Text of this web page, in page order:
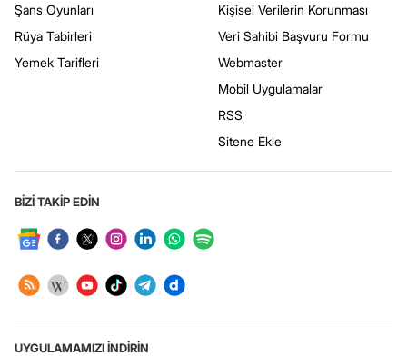
Şans Oyunları
Rüya Tabirleri
Yemek Tarifleri
Kişisel Verilerin Korunması
Veri Sahibi Başvuru Formu
Webmaster
Mobil Uygulamalar
RSS
Sitene Ekle
BİZİ TAKİP EDİN
UYGULAMAMIZI İNDİRİN